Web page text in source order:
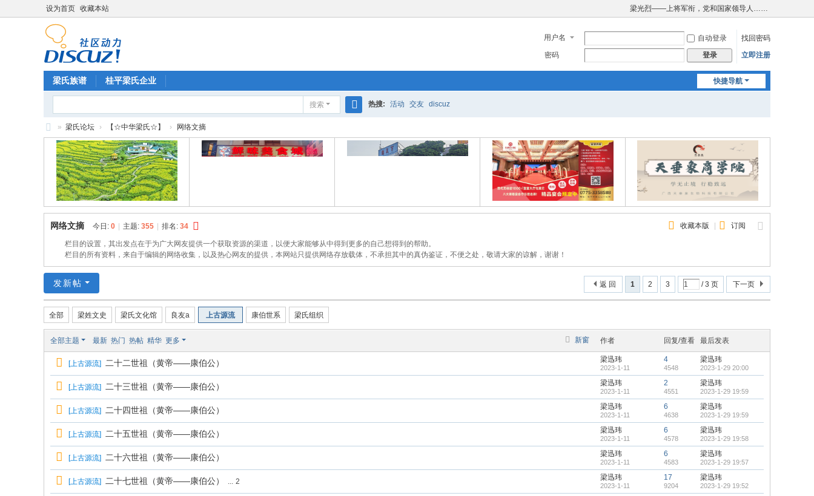
设为首页 收藏本站 梁光烈——上将军衔，党和国家领导人……
用户名 自动登录
找回密码
密码
登录 立即注册
快捷导航
梁氏族谱 桂平梁氏企业
搜索
索
热搜: 活动 交友 discuz
» 梁氏论坛 › 【☆中华梁氏☆】 › 网络文摘
收藏本版 订阅
网络文摘 今日: 0 主题: 355 排名: 34
栏目的设置，其出发点在于为广大网友提供一个获取资源的渠道，以便大家能够从中得到更多的自己想得到的帮助。
栏目的所有资料，来自于编辑的网络收集，以及热心网友的提供，本网站只提供网络存放载体，不承担其中的真伪鉴证，不便之处，敬请大家的谅解，谢谢！
1 2 3 / 3 页 下一页
返 回
发新帖
全部 梁姓文史 梁氏文化馆 良友a 上古源流 康伯世系 梁氏组织
新窗
全部主题 最新 热门 热帖 精华 更多 作者 回复/查看 最后发表
[上古源流] 二十二世祖（黄帝——康伯公） 梁迅玮
2023-1-11
4
4548
梁迅玮
2023-1-29 20:00
[上古源流] 二十三世祖（黄帝——康伯公） 梁迅玮
2023-1-11
2
4551
梁迅玮
2023-1-29 19:59
[上古源流] 二十四世祖（黄帝——康伯公） 梁迅玮
2023-1-11
6
4638
梁迅玮
2023-1-29 19:59
[上古源流] 二十五世祖（黄帝——康伯公） 梁迅玮
2023-1-11
6
4578
梁迅玮
2023-1-29 19:58
[上古源流] 二十六世祖（黄帝——康伯公） 梁迅玮
2023-1-11
6
4583
梁迅玮
2023-1-29 19:57
[上古源流] 二十七世祖（黄帝——康伯公） ... 2 梁迅玮
2023-1-11
17
9204
梁迅玮
2023-1-29 19:52